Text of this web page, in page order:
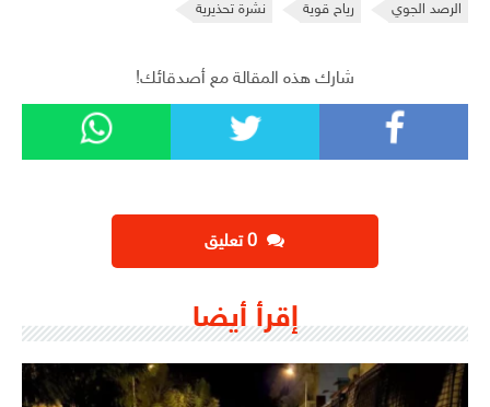
الرصد الجوي رياح قوية نشرة تحذيرية
شارك هذه المقالة مع أصدقائك!
إقرأ أيضا